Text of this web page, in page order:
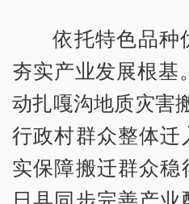
依托特色品种
夯实产业发展根基
动扎嘎沟地质灾害
行政村群众整体迁
实保障搬迁群众